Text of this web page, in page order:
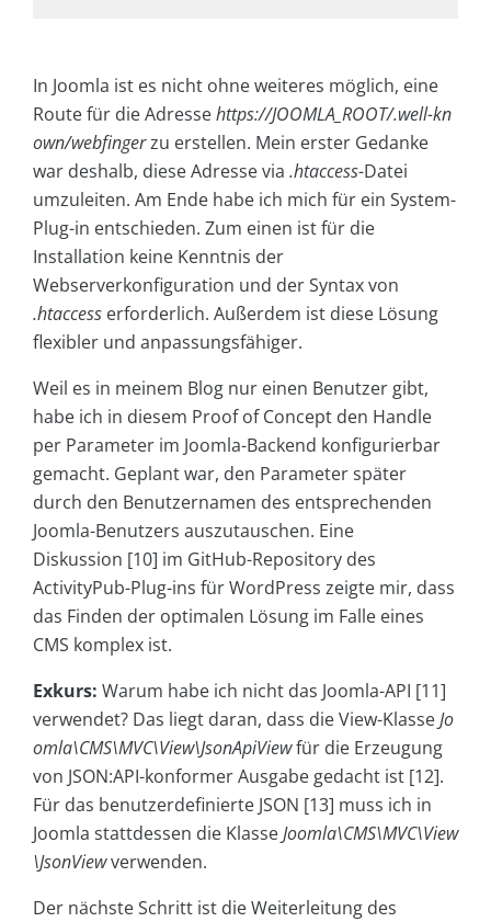
In Joomla ist es nicht ohne weiteres möglich, eine
Route für die Adressehttps://JOOMLA_ROOT/.well-kn
own/webfingerzu erstellen. Mein erster Gedanke
war deshalb, diese Adresse via .htaccess-Datei
umzuleiten. Am Ende habe ich mich für ein System-
Plug-in entschieden. Zum einen ist für die
Installation keine Kenntnis der
Webserverkonfiguration und der Syntax von
.htaccess erforderlich. Außerdem ist diese Lösung
flexibler und anpassungsfähiger.
Weil es in meinem Blog nur einen Benutzer gibt,
habe ich in diesem Proof of Concept den Handle
per Parameter im Joomla-Backend konfigurierbar
gemacht. Geplant war, den Parameter später
durch den Benutzernamen des entsprechenden
Joomla-Benutzers auszutauschen. Eine
Diskussion [10] im GitHub-Repository des
ActivityPub-Plug-ins für WordPress zeigte mir, dass
das Finden der optimalen Lösung im Falle eines
CMS komplex ist.
Exkurs: Warum habe ich nicht das Joomla-API [11]
verwendet? Das liegt daran, dass die View-KlasseJo
omla\CMS\MVC\View\JsonApiViewfür die Erzeugung
von JSON:API-konformer Ausgabe gedacht ist [12].
Für das benutzerdefinierte JSON [13] muss ich in
Joomla stattdessen die KlasseJoomla\CMS\MVC\View
\JsonViewverwenden.
Der nächste Schritt ist die Weiterleitung des